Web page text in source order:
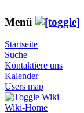
Menü
Startseite
Suche
Kontaktiere uns
Kalender
Users map
Wiki
Wiki-Home